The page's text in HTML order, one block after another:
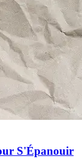
S'Épanouir